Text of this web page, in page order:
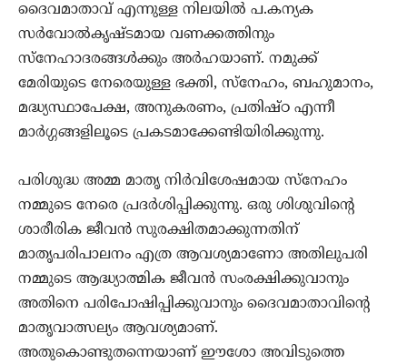
ദൈവമാതാവ് എന്നുള്ള നിലയില്‍ പ.കന്യക
സര്‍വോല്‍കൃഷ്ടമായ വണക്കത്തിനും
സ്നേഹാദരങ്ങള്‍ക്കും അര്‍ഹയാണ്. നമുക്ക്
മേരിയുടെ നേരെയുള്ള ഭക്തി, സ്നേഹം, ബഹുമാനം,
മദ്ധ്യസ്ഥാപേക്ഷ, അനുകരണം, പ്രതിഷ്ഠ എന്നീ
മാര്‍ഗ്ഗങ്ങളിലൂടെ പ്രകടമാക്കേണ്ടിയിരിക്കുന്നു.
പരിശുദ്ധ അമ്മ മാതൃ നിര്‍വിശേഷമായ സ്നേഹം
നമ്മുടെ നേരെ പ്രദര്‍ശിപ്പിക്കുന്നു. ഒരു ശിശുവിന്‍റെ
ശാരീരിക ജീവന്‍ സുരക്ഷിതമാക്കുന്നതിന്
മാതൃപരിപാലനം എത്ര ആവശ്യമാണോ അതിലുപരി
നമ്മുടെ ആദ്ധ്യാത്മിക ജീവന്‍ സംരക്ഷിക്കുവാനും
അതിനെ പരിപോഷിപ്പിക്കുവാനും ദൈവമാതാവിന്‍റെ
മാതൃവാത്സല്യം ആവശ്യമാണ്‌.
അതുകൊണ്ടുതന്നെയാണ് ഈശോ അവിടുത്തെ